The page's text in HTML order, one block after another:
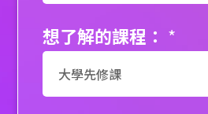
想了解的課程： *